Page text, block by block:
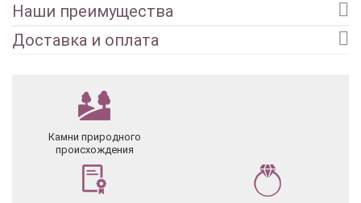
Наши преимущества
Доставка и оплата
Камни природного
происхождения